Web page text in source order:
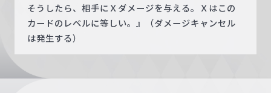
そうしたら、相手にＸダメージを与える。Ｘはこの
カードのレベルに等しい。』（ダメージキャンセル
は発生する）